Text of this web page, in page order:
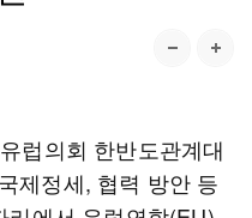
럽의회 한반도관계대
제정세, 협력 방안 등